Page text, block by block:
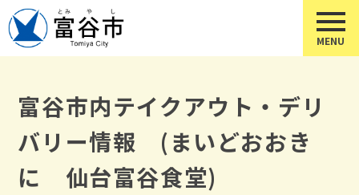
富谷市内テイクアウト・デリ
バリー情報 (まいどおおき
に 仙台富谷食堂)